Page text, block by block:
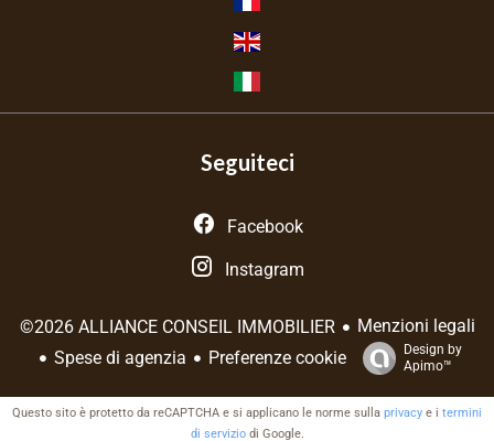
Seguiteci
Facebook
Instagram
©2026 ALLIANCE CONSEIL IMMOBILIER
Menzioni legali
Spese di agenzia
Preferenze cookie
Design by
Apimo™
Questo sito è protetto da reCAPTCHA e si applicano le norme sulla privacy e i termini
di serviziodi Google.